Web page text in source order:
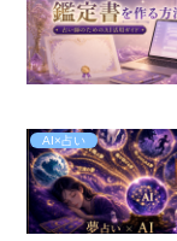
AI×占い